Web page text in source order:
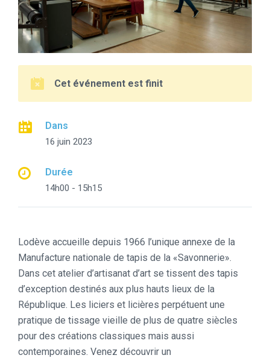
Cet événement est finit
Dans
16 juin 2023
Durée
14h00 - 15h15
Lodève accueille depuis 1966 l’unique annexe de la
Manufacture nationale de tapis de la «Savonnerie».
Dans cet atelier d’artisanat d’art se tissent des tapis
d’exception destinés aux plus hauts lieux de la
République. Les liciers et licières perpétuent une
pratique de tissage vieille de plus de quatre siècles
pour des créations classiques mais aussi
contemporaines. Venez découvrir un